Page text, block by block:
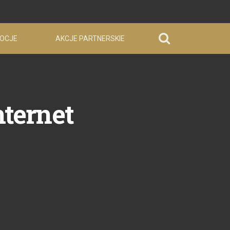
AKCJE PARTNERSKIE